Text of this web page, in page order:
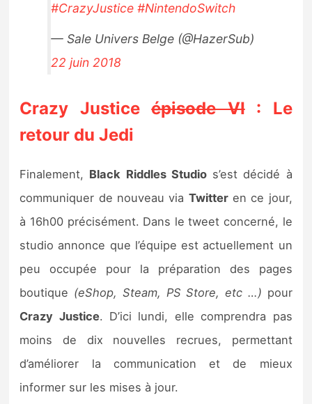
#CrazyJustice #NintendoSwitch
— Sale Univers Belge (@HazerSub)
22 juin 2018
Crazy Justiceépisode VI: Le
retour du Jedi
Finalement, Black Riddles Studios’est décidé à
communiquer de nouveau via Twitteren ce jour,
à 16h00 précisément. Dans le tweet concerné, le
studio annonce que l’équipe est actuellement un
peu occupée pour la préparation des pages
boutique (eShop, Steam, PS Store, etc …) pour
Crazy Justice. D’ici lundi, elle comprendra pas
moins de dix nouvelles recrues, permettant
d’améliorer la communication et de mieux
informer sur les mises à jour.